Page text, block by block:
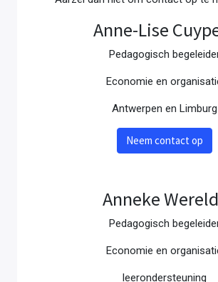
Anne-Lise
Pedagogisch
Economie en
Antwerpen en Limburg
Neem contact op
Anneke
Pedagogisch
Economie en
leerondersteuning